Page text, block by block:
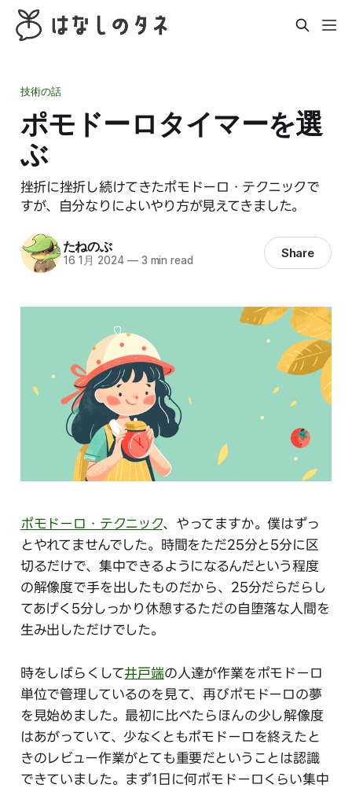
技術の話
ポモドーロタイマーを選
ぶ
挫折に挫折し続けてきたポモドーロ・テクニックで
すが、自分なりによいやり方が見えてきました。
たねのぶ
16 1月 2024 —3 min read Share
ポモドーロ・テクニック、やってますか。僕はずっ
とやれてませんでした。時間をただ25分と5分に区
切るだけで、集中できるようになるんだという程度
の解像度で手を出したものだから、25分だらだらし
てあげく5分しっかり休憩するただの自堕落な人間を
生み出しただけでした。
時をしばらくして井戸端の人達が作業をポモドーロ
単位で管理しているのを見て、再びポモドーロの夢
を見始めました。最初に比べたらほんの少し解像度
はあがっていて、少なくともポモドーロを終えたと
きのレビュー作業がとても重要だということは認識
できていました。まず1日に何ポモドーロくらい集中